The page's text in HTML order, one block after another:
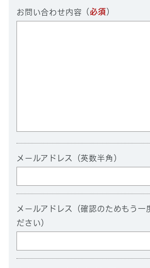
お問い合わせ内容 （必須 ）
メールアドレス（英数半角）
メールアドレス（確認のためもう一
ださい）